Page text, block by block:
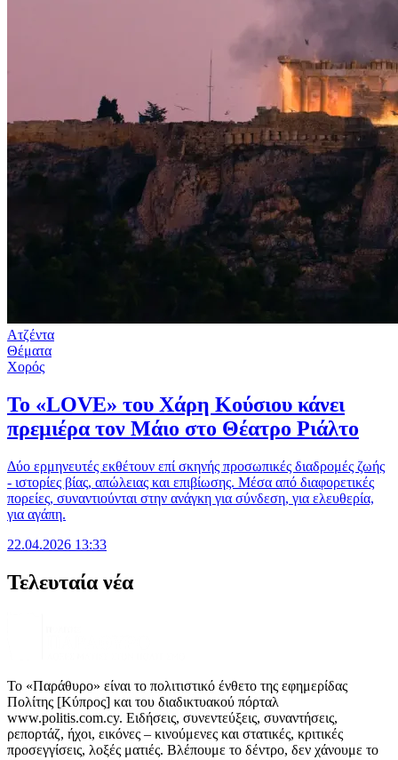
Ατζέντα
Θέματα
Χορός
Το «LOVE» του Χάρη Κούσιου κάνει
πρεμιέρα τον Μάιο στο Θέατρο Ριάλτο
Δύο ερμηνευτές εκθέτουν επί σκηνής προσωπικές διαδρομές ζωής
- ιστορίες βίας, απώλειας και επιβίωσης. Μέσα από διαφορετικές
πορείες, συναντιούνται στην ανάγκη για σύνδεση, για ελευθερία,
για αγάπη.
22.04.2026 13:33
Τελευταία νέα
Το «Παράθυρο» είναι το πολιτιστικό ένθετο της εφημερίδας
Πολίτης [Κύπρος] και του διαδικτυακού πόρταλ
www.politis.com.cy. Ειδήσεις, συνεντεύξεις, συναντήσεις,
ρεπορτάζ, ήχοι, εικόνες – κινούμενες και στατικές, κριτικές
προσεγγίσεις, λοξές ματιές. Βλέπουμε το δέντρο, δεν χάνουμε το